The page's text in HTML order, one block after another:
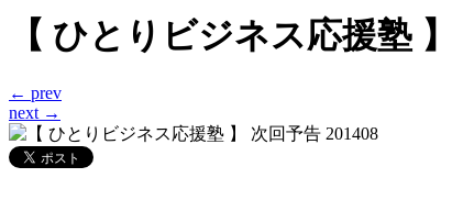
【 ひとりビジネス応援塾
← prev
next →